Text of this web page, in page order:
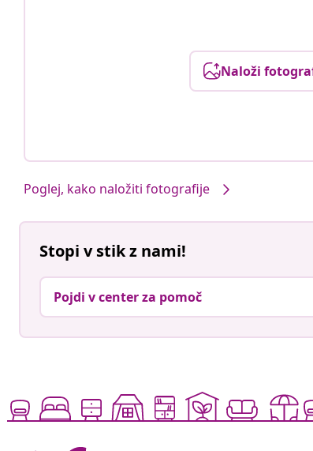
Naloži
Poglej, kako naložiti fotografije
Stopi v stik z nami!
Pojdi v center za pomoč